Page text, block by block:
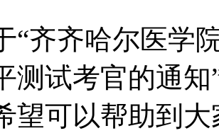
“齐齐哈尔医学
测试考官的通
望可以帮助到